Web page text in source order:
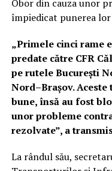
Obor din cauza unor
împiedicat punerea
„Primele cinci rame
predate către CFR
pe rutele București
Nord–Brașov.
bune, însă au fost
unor probleme
rezolvate”, a
La rândul său,